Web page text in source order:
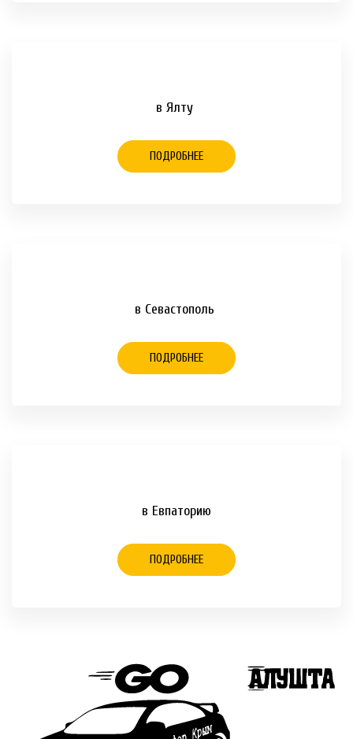
в Ялту
ПОДРОБНЕЕ
в Севастополь
ПОДРОБНЕЕ
в Евпаторию
ПОДРОБНЕЕ